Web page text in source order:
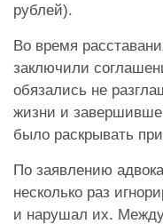
рублей).
Во время
заключили
обязались не
жизни и
было раскрывать
По заявлению
несколько раз
и нарушал их.